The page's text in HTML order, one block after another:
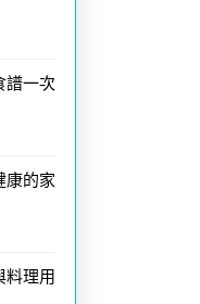
譜一次
康的家
料理用